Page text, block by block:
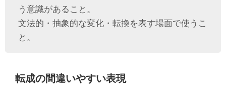
う意識があること。
文法的・抽象的な変化・転換を表す場面で使うこ
と。
転成の間違いやすい表現